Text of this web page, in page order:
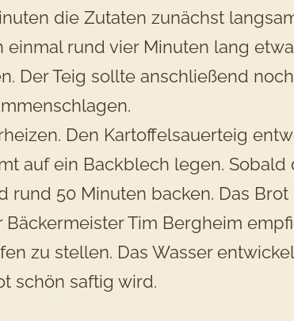
die Zutaten zunächst
rund vier Minuten lang
Der Teig sollte anschließend
Den Kartoffelsauerteig
auf ein Backblech legen. Sobald
rund 50 Minuten backen. Das
Tim Bergheim
zu stellen. Das Wasser
schön saftig wird.